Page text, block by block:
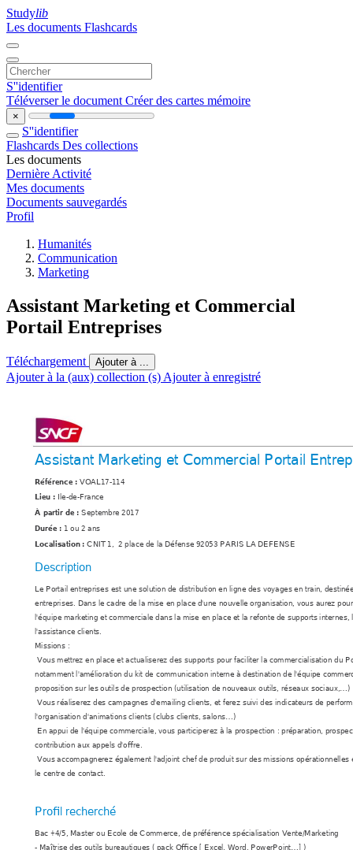
Studylib
Les documents Flashcards
S''identifier
Téléverser le document Créer des cartes mémoire
×
S''identifier
Flashcards Des collections
Les documents
Dernière Activité
Mes documents
Documents sauvegardés
Profil
Humanités
Communication
Marketing
Assistant Marketing et Commercial
Portail Entreprises
Téléchargement Ajouter à ...
Ajouter à la (aux) collection (s) Ajouter à enregistré
Assistant Marketing et Commercial Portail
Référence : VOAL17-114
Lieu : Ile-de-France
À partir de : Septembre 2017
Durée : 1 ou 2 ans
Localisation : CNIT 1,  2 place de la Défense 92053 PARIS LA DEFENSE
Description
Le Portail entreprises est une solution de distribution en ligne des voyages en train,
entreprises. Dans le cadre de la mise en place d'une nouvelle organisation, vous aurez
l'équipe marketing et commerciale dans la mise en place et la refonte de supports internes,
l'assistance clients.
Missions :
Vous mettrez en place et actualiserez des supports pour faciliter la commercialisation du
notamment l'amélioration du kit de communication interne à destination de l'équipe
proposition sur les outils de prospection (utilisation de nouveaux outils, réseaux
Vous réaliserez des campagnes d'emailing clients, et ferez suivi des indicateurs de
l'organisation d'animations clients (clubs clients, salons…)
En appui de l'équipe commerciale, vous participerez à la prospection : préparation,
contribution aux appels d'offre.
Vous accompagnerez également l'adjoint chef de produit sur des missions
le centre de contact.
Profil recherché
Bac +4/5, Master ou Ecole de Commerce, de préférence spécialisation Vente/Marketing
- Maîtrise des outils bureautiques ( pack Office [ Excel, Word, PowerPoint…] )